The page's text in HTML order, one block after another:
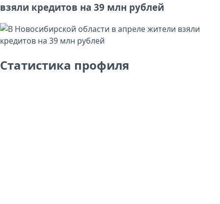
взяли кредитов на 39 млн рублей
Статистика профиля